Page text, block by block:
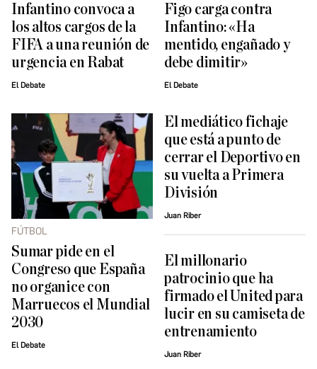
Infantino convoca a
los altos cargos de la
FIFA a una reunión de
urgencia en Rabat
El Debate
Figo carga contra
Infantino: «Ha
mentido, engañado y
debe dimitir»
El Debate
FÚTBOL
Sumar pide en el
Congreso que España
no organice con
Marruecos el Mundial
2030
El Debate
El mediático fichaje
que está a punto de
cerrar el Deportivo en
su vuelta a Primera
División
Juan Riber
El millonario
patrocinio que ha
firmado el United para
lucir en su camiseta de
entrenamiento
Juan Riber